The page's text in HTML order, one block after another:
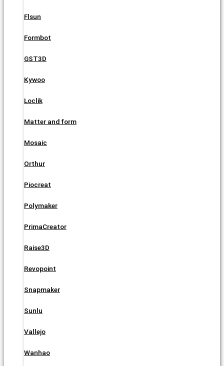
Flsun
Formbot
GST3D
Kywoo
Loclik
Matter and form
Mosaic
Orthur
Piocreat
Polymaker
PrimaCreator
Raise3D
Revopoint
Snapmaker
Sunlu
Vallejo
Wanhao